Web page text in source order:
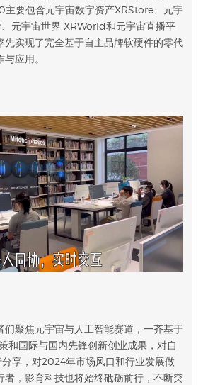
主要包含元宇宙数字资产XRStore、元宇
元宇宙世界 XRWorld和元宇宙直播平
先实现了完全基于自主品牌软硬件的零代
应用。
们聚焦元宇宙与人工智能赛道，一齐基于
和国际与国内先锋创新创业成果，对自
享，对2024年市场风口和行业发展做
者，影育科技也将始终砥砺前行，不断突